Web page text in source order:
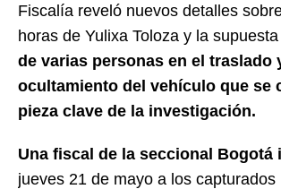
Fiscalía reveló nuevos detalles
horas de Yulixa Toloza y la supuesta
de varias personas en el traslado
ocultamiento del vehículo que se
pieza clave de la investigación.
Una fiscal de la seccional Bogotá
jueves 21 de mayo a los